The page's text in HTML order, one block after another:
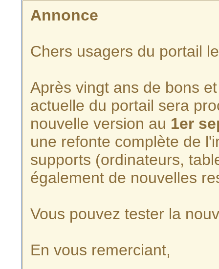
Annonce
Chers usagers du portail
Après vingt ans de bons
actuelle du portail sera
nouvelle version au 1er
une refonte complète de
supports (ordinateurs,
également de nouvelles
Vous pouvez tester la
En vous remerciant,